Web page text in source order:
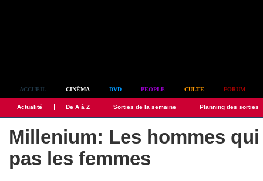
ACCUEIL CINÉMA DVD PEOPLE CULTE FORUM
Actualité De A à Z Sorties de la semaine Planning des sorties
Millenium: Les hommes qui
pas les femmes